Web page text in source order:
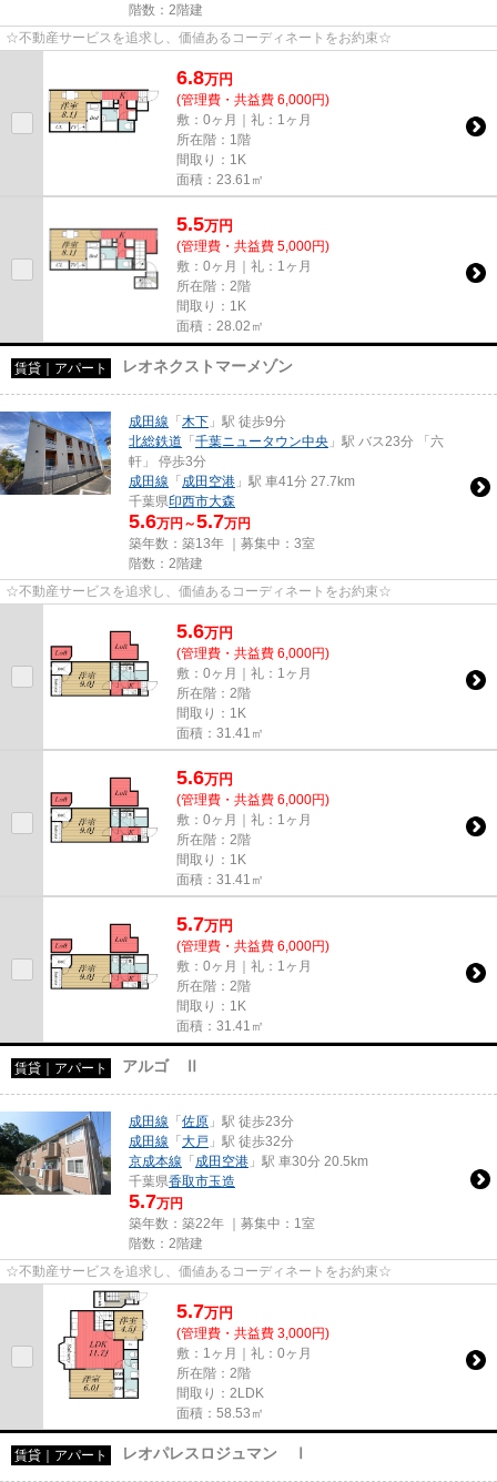
階数：2階建
☆不動産サービスを追求し、価値あるコーディネートをお約束☆
6.8万円
(管理費・共益費 6,000円)
敷：0ヶ月｜礼：1ヶ月
所在階：1階
間取り：1K
面積：23.61㎡
5.5万円
(管理費・共益費 5,000円)
敷：0ヶ月｜礼：1ヶ月
所在階：2階
間取り：1K
面積：28.02㎡
賃貸｜アパート レオネクストマーメゾン
成田線 「木下 」駅 徒歩9分
北総鉄道 「千葉ニュータウン中央 」駅 バス23分 「六
軒」 停歩3分
成田線 「成田空港 」駅 車41分 27.7km
千葉県印西市大森
5.6万円～5.7万円
築年数：築13年 ｜募集中： 3室
階数：2階建
☆不動産サービスを追求し、価値あるコーディネートをお約束☆
5.6万円
(管理費・共益費 6,000円)
敷：0ヶ月｜礼：1ヶ月
所在階：2階
間取り：1K
面積：31.41㎡
5.6万円
(管理費・共益費 6,000円)
敷：0ヶ月｜礼：1ヶ月
所在階：2階
間取り：1K
面積：31.41㎡
5.7万円
(管理費・共益費 6,000円)
敷：0ヶ月｜礼：1ヶ月
所在階：2階
間取り：1K
面積：31.41㎡
賃貸｜アパート アルゴ Ⅱ
成田線 「佐原 」駅 徒歩23分
成田線 「大戸 」駅 徒歩32分
京成本線 「成田空港 」駅 車30分 20.5km
千葉県香取市玉造
5.7万円
築年数：築22年 ｜募集中： 1室
階数：2階建
☆不動産サービスを追求し、価値あるコーディネートをお約束☆
5.7万円
(管理費・共益費 3,000円)
敷：1ヶ月｜礼：0ヶ月
所在階：2階
間取り：2LDK
面積：58.53㎡
賃貸｜アパート レオパレスロジュマン Ⅰ